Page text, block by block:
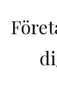
content